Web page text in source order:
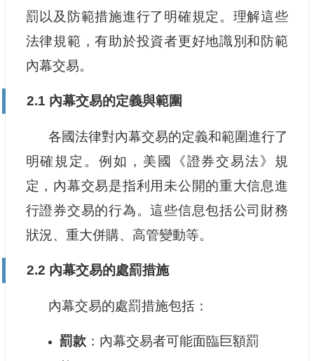
罰以及防範措施進行了明確規定。理解這些
法律規範，有助於投資者更好地識別和防範
內幕交易。
2.1 內幕交易的定義與範圍
各國法律對內幕交易的定義和範圍進行了
明確規定。例如，美國《證券交易法》規
定，內幕交易是指利用未公開的重大信息進
行證券交易的行為。這些信息包括公司財務
狀況、重大併購、高管變動等。
2.2 內幕交易的處罰措施
內幕交易的處罰措施包括：
罰款：內幕交易者可能面臨巨額罰